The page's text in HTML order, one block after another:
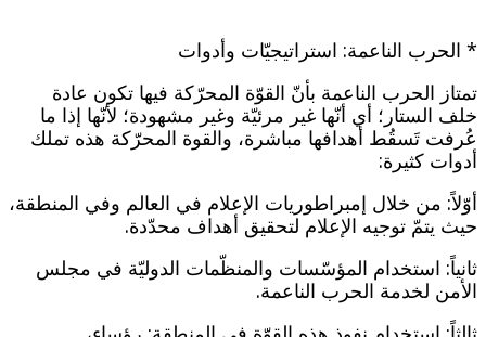
* الحرب الناعمة: استراتيجيّات وأدوات
تمتاز الحرب الناعمة بأنّ القوّة المحرّكة فيها تكون عادة
خلف الستار؛ أي أنّها غير مرئيّة وغير مشهودة؛ لأنّها إذا ما
عُرفت تَسقُط أهدافها مباشرة، والقوة المحرّكة هذه تملك
أدوات كثيرة:
أوّلاً: من خلال إمبراطوريات الإعلام في العالم وفي المنطقة،
حيث يتمّ توجيه الإعلام لتحقيق أهداف محدّدة.
ثانياً: استخدام المؤسّسات والمنظّمات الدوليّة في مجلس
الأمن لخدمة الحرب الناعمة.